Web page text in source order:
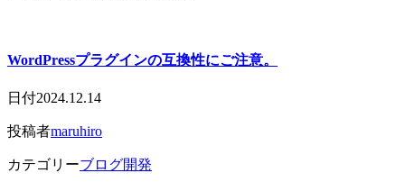
WordPressプラグインの互換性にご注意。
日付2024.12.14
投稿者maruhiro
カテゴリーブログ開発